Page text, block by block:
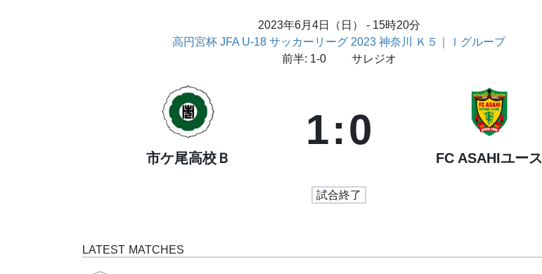
2023年6月4日（日） - 15時20分
高円宮杯 JFA U-18 サッカーリーグ 2023 神奈川 Ｋ５｜Ｉグループ
前半: 1-0
サレジオ
市ケ尾高校Ｂ
1:0
FC ASAHIユース
試合終了
LATEST MATCHES